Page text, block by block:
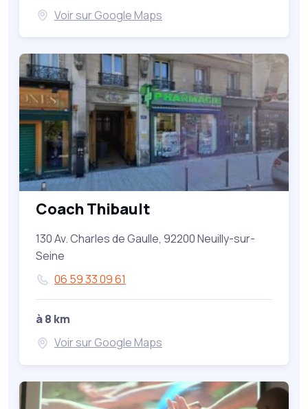
Voir sur Google Maps
Coach Thibault
130 Av. Charles de Gaulle, 92200 Neuilly-sur-
Seine
06 59 33 09 61
à 8 km
Voir sur Google Maps